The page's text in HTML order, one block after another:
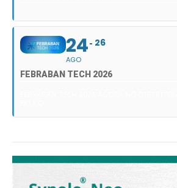
24
AGO
26
FEBRABAN TECH 2026